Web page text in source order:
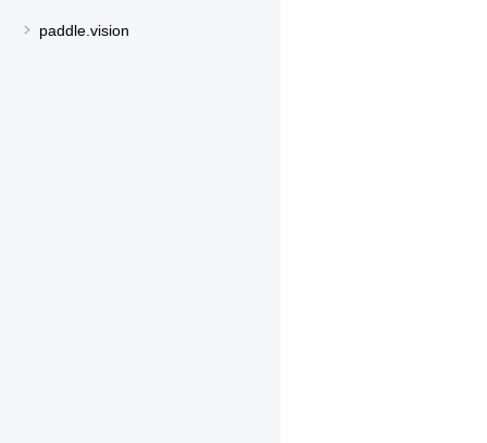
paddle.vision